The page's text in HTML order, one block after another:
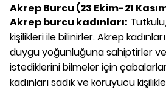
Akrep Burcu (23 Ekim-21
Akrep burcu kadınları:
kişilikleri ile bilinirler. Akrep
duygu yoğunluğuna sahiptirler
istediklerini bilmeler için
kadınları sadık ve koruyucu